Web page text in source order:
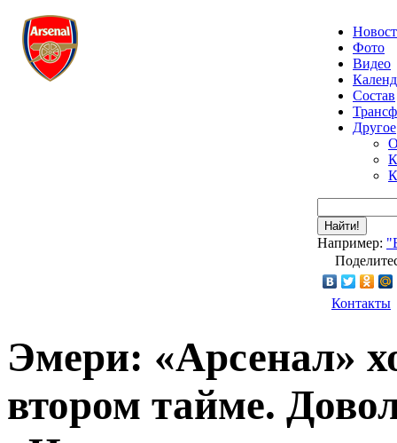
Фото
Видео
Состав
Другое
Найти!
Например:
Контакты
Эмери: «Арсенал»
втором тайме.